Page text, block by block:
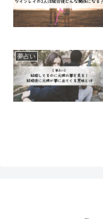
夢占い